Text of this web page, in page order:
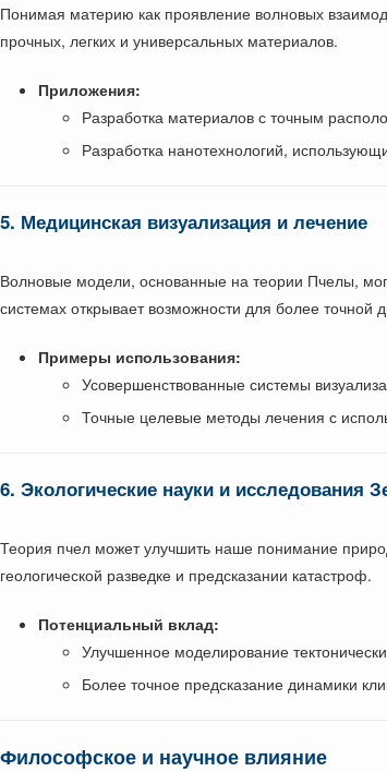
Понимая материю как проявление волновых
прочных, легких и универсальных материалов.
Приложения:
Разработка материалов с точным
Разработка нанотехнологий,
5. Медицинская визуализация и лечение
Волновые модели, основанные на теории Пчелы,
системах открывает возможности для более точной
Примеры использования:
Усовершенствованные системы
Точные целевые методы лечения с
6. Экологические науки и исследования
Теория пчел может улучшить наше понимание
геологической разведке и предсказании катастроф.
Потенциальный вклад:
Улучшенное моделирование
Более точное предсказание динамики
Философское и научное влияние